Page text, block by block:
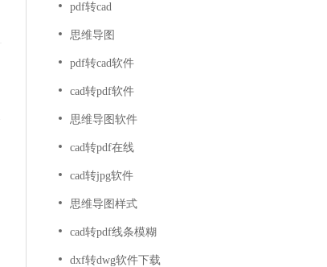
pdf转cad
思维导图
pdf转cad软件
cad转pdf软件
思维导图软件
cad转pdf在线
cad转jpg软件
思维导图样式
cad转pdf线条模糊
dxf转dwg软件下载